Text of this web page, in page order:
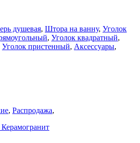
душевая, Штора на ванну, Уголок
, Уголок квадратный,
Уголок пристенный, Аксессуары,
, Распродажа,